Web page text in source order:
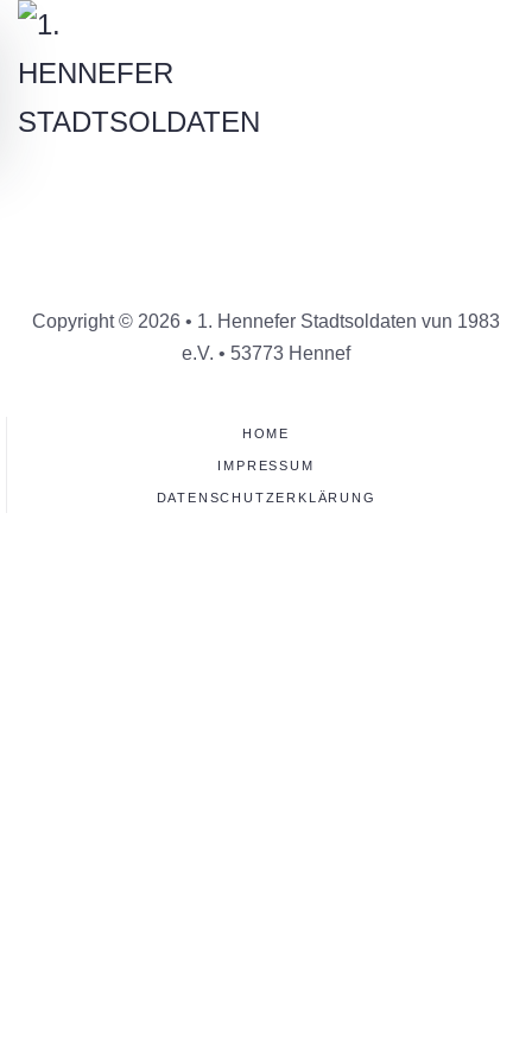
Copyright © 2026 • 1. Hennefer Stadtsoldaten vun 1983
e.V. • 53773 Hennef
HOME
IMPRESSUM
DATENSCHUTZERKLÄRUNG